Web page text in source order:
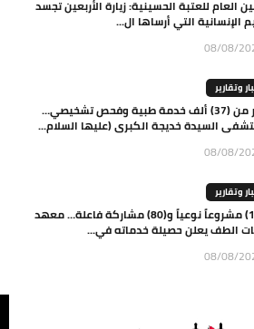
العام للعتبة الحسينية: زيارة الأربعين تجسد
الإنسانية التي أرساها ال...
08/08/
وتقارير
أكثر من (37) ألف خدمة طبية وفحص تشخيصي…
السيدة خديجة الكبرى (عليها السلام...
08/08/
وتقارير
بـ(18) مشروعاً نوعياً و(80) مشاركة فاعلة… معهد
الطف يعلن حصيلة خدماته في...
08/08/